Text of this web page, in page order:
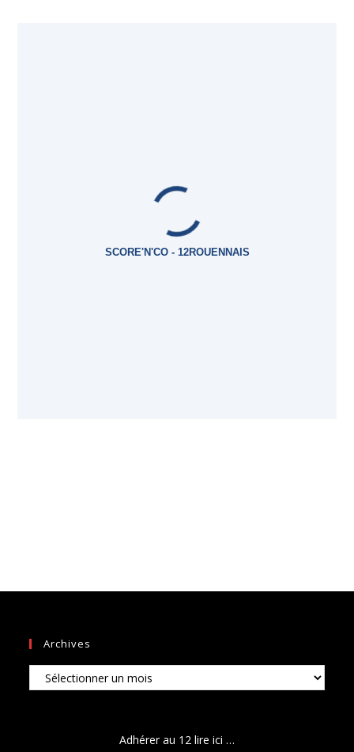
SCORE'N'CO - 12ROUENNAIS
Archives
Archives
Adhérer au 12 lire ici …